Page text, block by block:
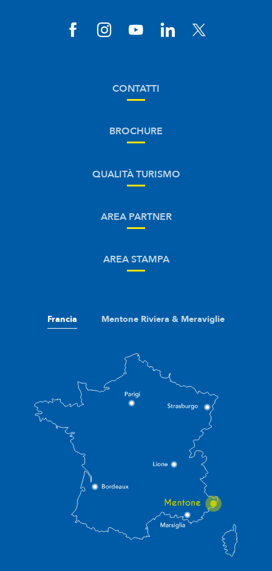
CONTATTI
BROCHURE
QUALITÀ TURISMO
AREA PARTNER
AREA STAMPA
Francia Mentone Riviera & Meraviglie